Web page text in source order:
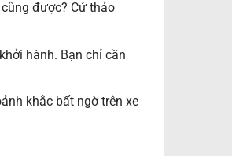
được? Cứ thảo
hành. Bạn chỉ cần
khắc bất ngờ trên xe